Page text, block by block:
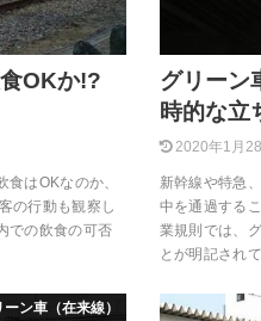
OKか!?
はOKなのか、
の行動も観察し
での飲食の可否
グリーン
時的な立
2020年1月
新幹線や特急
中を通過する
業規則では、
とが明記され
ーン車（在来線）